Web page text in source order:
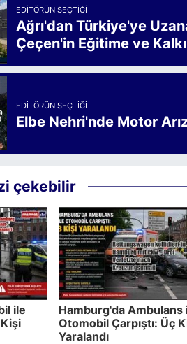
EDITÖRÜN SEÇTIĞI
Ağrı'dan Türkiye'ye
Çeçen'in Eğitime ve
EDITÖRÜN SEÇTIĞI
Elbe Nehri'nde Motor
çekebilir
ile
Hamburg'da Ambulans
Otomobil Çarpıştı: Üç
Yaralandı